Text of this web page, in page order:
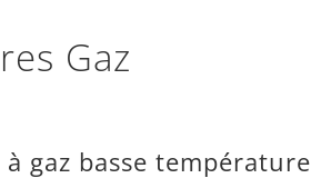
Gaz
gaz basse température